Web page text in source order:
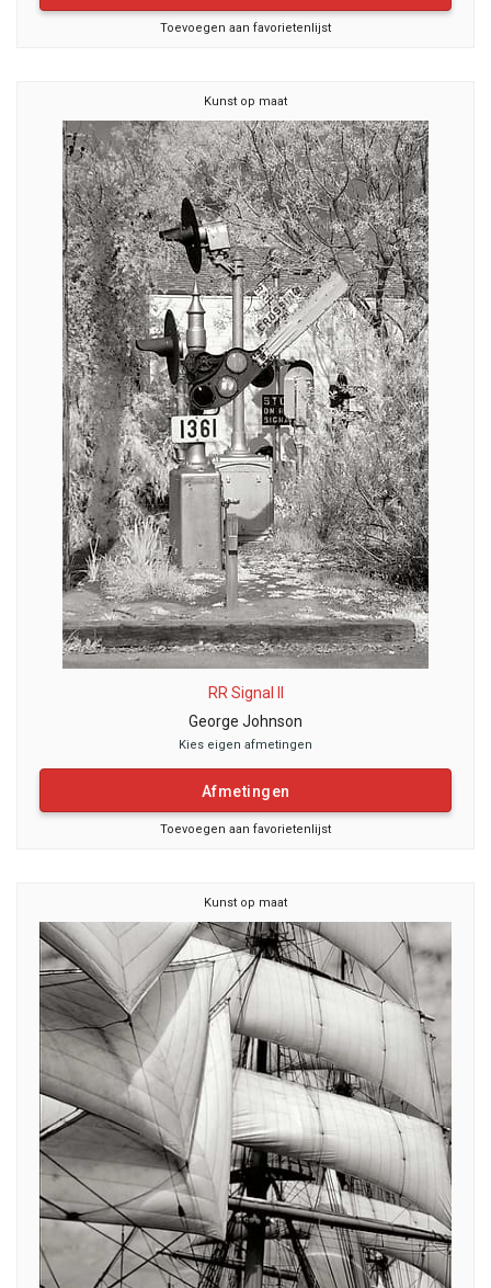
Toevoegen aan favorietenlijst
Kunst op maat
RR Signal II
George Johnson
Kies eigen afmetingen
Afmetingen
Toevoegen aan favorietenlijst
Kunst op maat